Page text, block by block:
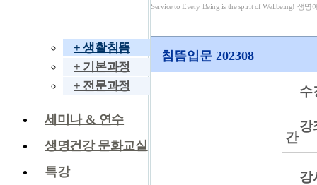
+ 생활침뜸
+ 기본과정
+ 전문과정
세미나 & 연수
생명건강 문화교실
특강
Service to Every Being is the spirit of Wellbeing! 생
침뜸입문 202308
수
강
간
강